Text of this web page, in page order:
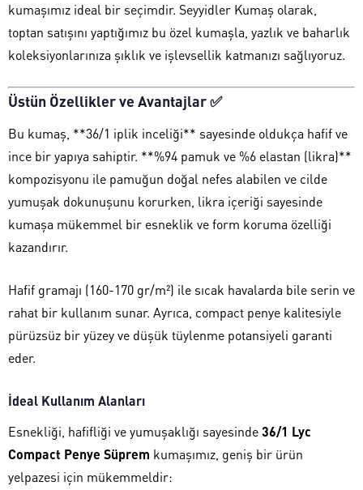
kumaşımız ideal bir seçimdir. Seyyidler Kumaş olarak,
toptan satışını yaptığımız bu özel kumaşla, yazlık ve baharlık
koleksiyonlarınıza şıklık ve işlevsellik katmanızı sağlıyoruz.
Üstün Özellikler ve Avantajlar ✅
Bu kumaş, **36/1 iplik inceliği** sayesinde oldukça hafif ve
ince bir yapıya sahiptir. **%94 pamuk ve %6 elastan (likra)**
kompozisyonu ile pamuğun doğal nefes alabilen ve cilde
yumuşak dokunuşunu korurken, likra içeriği sayesinde
kumaşa mükemmel bir esneklik ve form koruma özelliği
kazandırır.
Hafif gramajı (160-170 gr/m²) ile sıcak havalarda bile serin ve
rahat bir kullanım sunar. Ayrıca, compact penye kalitesiyle
pürüzsüz bir yüzey ve düşük tüylenme potansiyeli garanti
eder.
İdeal Kullanım Alanları
Esnekliği, hafifliği ve yumuşaklığı sayesinde36/1 Lyc
Compact Penye Süprem kumaşımız, geniş bir ürün
yelpazesi için mükemmeldir: